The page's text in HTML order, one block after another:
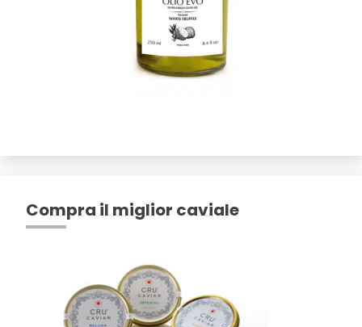
Compra il miglior caviale